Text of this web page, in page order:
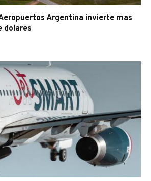
Argentina invierte mas
dolares